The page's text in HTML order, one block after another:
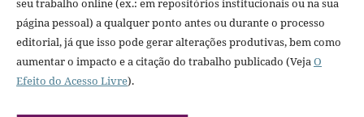
seu trabalho online (ex.: em repositórios institucionais ou na sua
página pessoal) a qualquer ponto antes ou durante o processo
editorial, já que isso pode gerar alterações produtivas, bem como
aumentar o impacto e a citação do trabalho publicado (VejaO
Efeito do Acesso Livre).